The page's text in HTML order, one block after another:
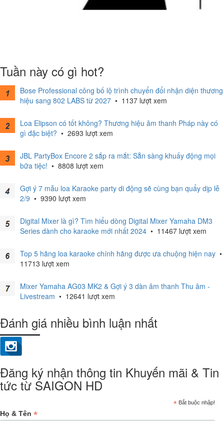
Tuần này có gì hot?
Bose Professional công bố lộ trình chuyển đổi nhận diện thương
hiệu sang 802 LABS từ 2027 • 1137 lượt xem
Loa Elipson có tốt không? Thương hiệu âm thanh Pháp này có
gì đặc biệt? • 2693 lượt xem
JBL PartyBox Encore 2 sắp ra mắt: Sẵn sàng khuấy động mọi
bữa tiệc! • 8808 lượt xem
Gợi ý 7 mẫu loa Karaoke party di động sẽ cùng bạn quẩy dịp lễ
2/9 • 9390 lượt xem
Digital Mixer là gì? Tìm hiểu dòng Digital Mixer Yamaha DM3
Series dành cho karaoke mới nhất 2024 • 11467 lượt xem
Top 5 hãng loa karaoke chính hãng được ưa chuộng hiện nay •
11713 lượt xem
Mixer Yamaha AG03 MK2 & Gợi ý 3 dàn âm thanh Thu âm -
Livestream • 12641 lượt xem
Đánh giá nhiều bình luận nhất
Đăng ký nhận thông tin Khuyến mãi & Tin
tức từ SAIGON HD
* Bắt buộc nhập!
Họ & Tên *